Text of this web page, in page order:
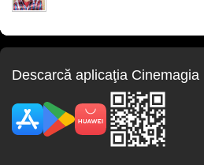
Descarcă aplicaţia Cinemagia